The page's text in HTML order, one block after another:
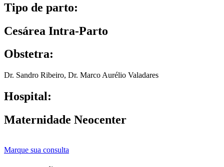
Tipo de parto:
Cesárea Intra-Parto
Obstetra:
Dr. Sandro Ribeiro, Dr. Marco Aurélio Valadares
Hospital:
Maternidade Neocenter
Marque sua consulta